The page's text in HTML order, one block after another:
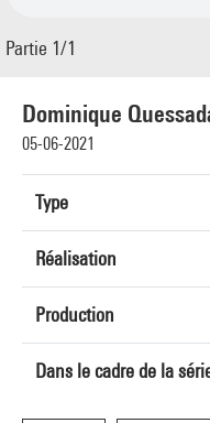
Dominique
05-06-2021
Type
Réalisation
Production
Dans le cadre de la
Partie 1/1